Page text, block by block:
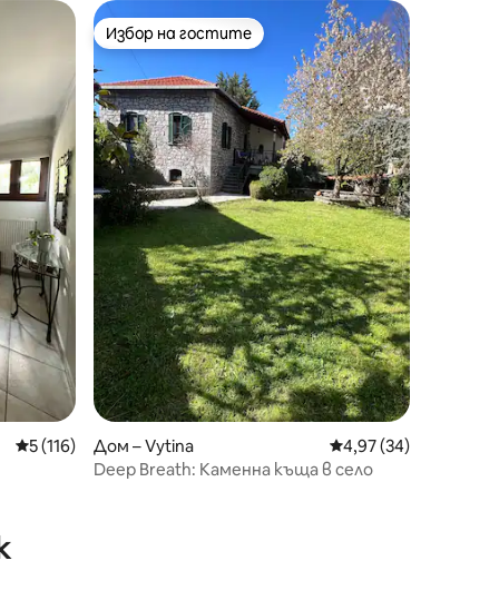
Средна оценка: 5 от 5, 116 отзива
5 (116)
Избор на гостите
Избор на гостите
Дом – Vytina Средна оценка:
4,97 (34)
Deep Breath: Каменна къща в село